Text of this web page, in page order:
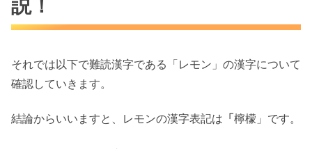
説！
それでは以下で難読漢字である「レモン」の漢字について
確認していきます。
結論からいいますと、レモンの漢字表記は 「 檸檬」です。